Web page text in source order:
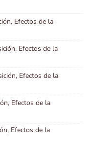
Efectos de la
Efectos de la
Efectos de la
Efectos de la
Efectos de la